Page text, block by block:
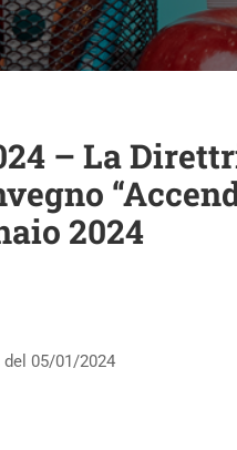
– La
2024
del 05/01/2024